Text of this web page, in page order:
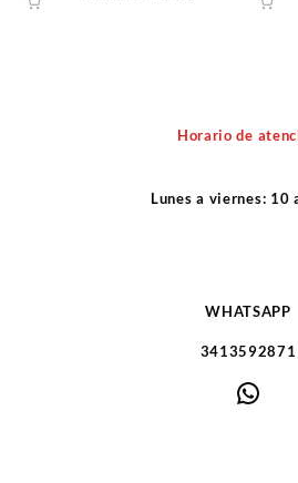
Horario de
Lunes a viernes: 10
WHATSAPP
3413592871